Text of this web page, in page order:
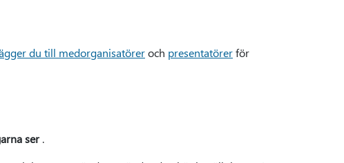
du till medorganisatöreroch presentatörerför
ser.